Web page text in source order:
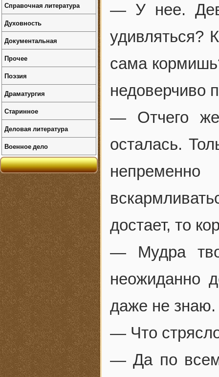
— У нее.
удивляться?
сама
недоверчиво
— Отчего
осталась.
достает, то
— Мудра
неожиданно
даже не знаю.
— Что
— Да по
Справочная литература
Духовность
Документальная
Прочее
Поэзия
Драматургия
Старинное
Деловая литература
Военное дело